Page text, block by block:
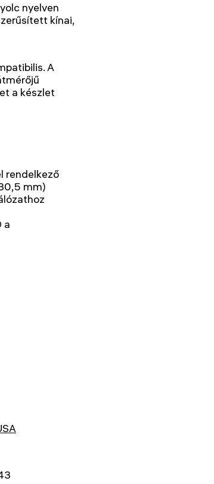
nyelven
kínai,
A
a készlet
rendelkező
mm)
a